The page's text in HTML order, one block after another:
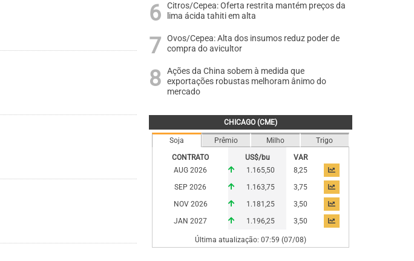
Citros/Cepea: Oferta restrita mantém preços da
lima ácida tahiti em alta
Ovos/Cepea: Alta dos insumos reduz poder de
compra do avicultor
Ações da China sobem à medida que
exportações robustas melhoram ânimo do
mercado
CHICAGO (CME)
Soja Prêmio Milho
Trigo
CONTRATO
US$/bu
VAR
AUG 2026
1.165,50
8,25
SEP 2026
1.163,75
3,75
NOV 2026
1.181,25
3,50
JAN 2027
1.196,25 3,50
Última atualização: 07:59 (07/08)